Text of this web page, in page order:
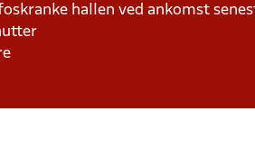
hallen ved ankomst